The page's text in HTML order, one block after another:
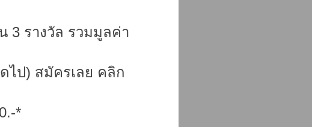
3 รางวัล รวมมูลค่า
ไป) สมัครเลย คลิก
*